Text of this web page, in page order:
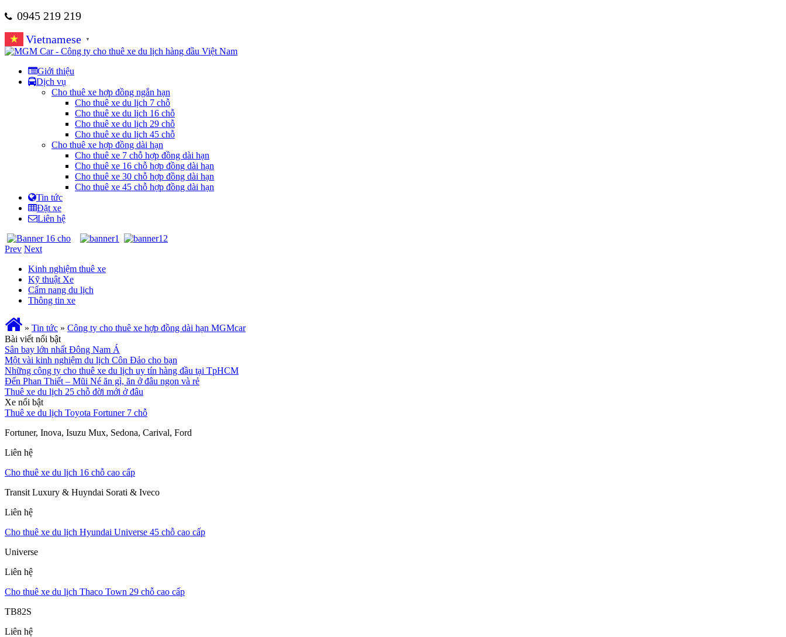
0945 219 219
Vietnamese
▼
Giới thiệu
Dịch vụ
Cho thuê xe hợp đồng ngắn hạn
Cho thuê xe du lịch 7 chỗ
Cho thuê xe du lịch 16 chỗ
Cho thuê xe du lịch 29 chỗ
Cho thuê xe du lịch 45 chỗ
Cho thuê xe hợp đồng dài hạn
Cho thuê xe 7 chỗ hợp đồng dài hạn
Cho thuê xe 16 chỗ hợp đồng dài hạn
Cho thuê xe 30 chỗ hợp đồng dài hạn
Cho thuê xe 45 chỗ hợp đồng dài hạn
Tin tức
Đặt xe
Liên hệ
Prev Next
Kinh nghiệm thuê xe
Kỹ thuật Xe
Cẩm nang du lịch
Thông tin xe
» Tin tức » Công ty cho thuê xe hợp đồng dài hạn MGMcar
Bài viết nổi bật
Sân bay lớn nhất Đông Nam Á
Một vài kinh nghiệm du lịch Côn Đảo cho bạn
Những công ty cho thuê xe du lịch uy tín hàng đầu tại TpHCM
Đến Phan Thiết – Mũi Né ăn gì, ăn ở đâu ngon và rẻ
Thuê xe du lịch 25 chỗ đời mới ở đâu
Xe nổi bật
Thuê xe du lịch Toyota Fortuner 7 chỗ
Fortuner, Inova, Isuzu Mux, Sedona, Carival, Ford
Liên hệ
Cho thuê xe du lịch 16 chỗ cao cấp
Transit Luxury & Huyndai Sorati & Iveco
Liên hệ
Cho thuê xe du lịch Hyundai Universe 45 chỗ cao cấp
Universe
Liên hệ
Cho thuê xe du lịch Thaco Town 29 chỗ cao cấp
TB82S
Liên hệ